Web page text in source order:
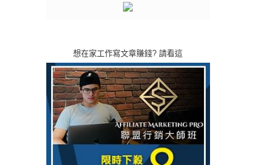
想在家工作寫文章賺錢? 請看這